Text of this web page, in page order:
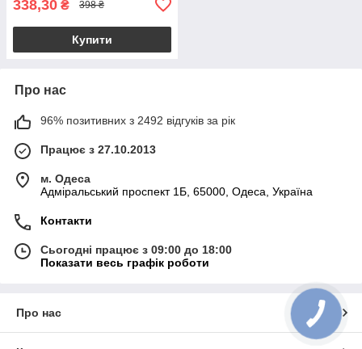
338,30 ₴ 398 ₴
Купити
Про нас
96% позитивних з 2492 відгуків за рік
Працює з 27.10.2013
м. Одеса
Адміральський проспект 1Б, 65000, Одеса, Україна
Контакти
Сьогодні працює з 09:00 до 18:00
Показати весь графік роботи
Про нас